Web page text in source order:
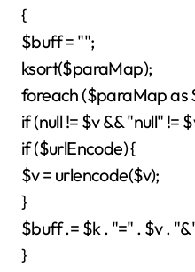
{
$buff = "";
ksort($paraMap);
foreach ($paraMap as
if (null != $v && "null" !=
if ($urlEncode) {
$v = urlencode($v);
}
$buff .= $k . "=" . $v .
}